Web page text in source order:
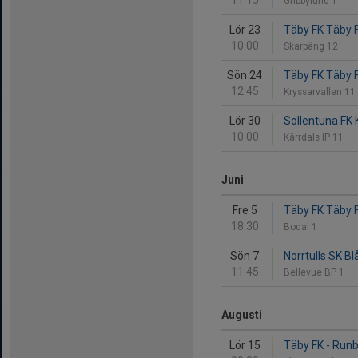
Lör 23
10:00
Täby FK Täby
Skarpäng 12
Sön 24
12:45
Täby FK Täby
Kryssarvallen 11
Lör 30
10:00
Sollentuna FK
Kärrdals IP 11
Juni
Fre 5
18:30
Täby FK Täby
Bodal 1
Sön 7
11:45
Norrtulls SK
Bellevue BP 1
Augusti
Lör 15
Täby FK -